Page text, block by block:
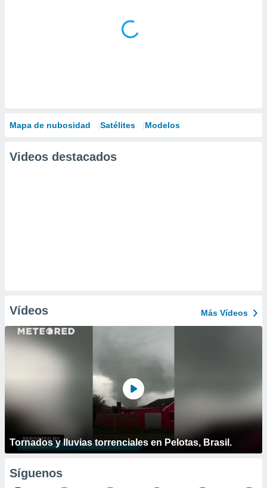
Mapa de nubosidad Satélites Modelos
Videos destacados
Vídeos Más Vídeos
Tornados y lluvias torrenciales en Pelotas, Brasil.
Síguenos